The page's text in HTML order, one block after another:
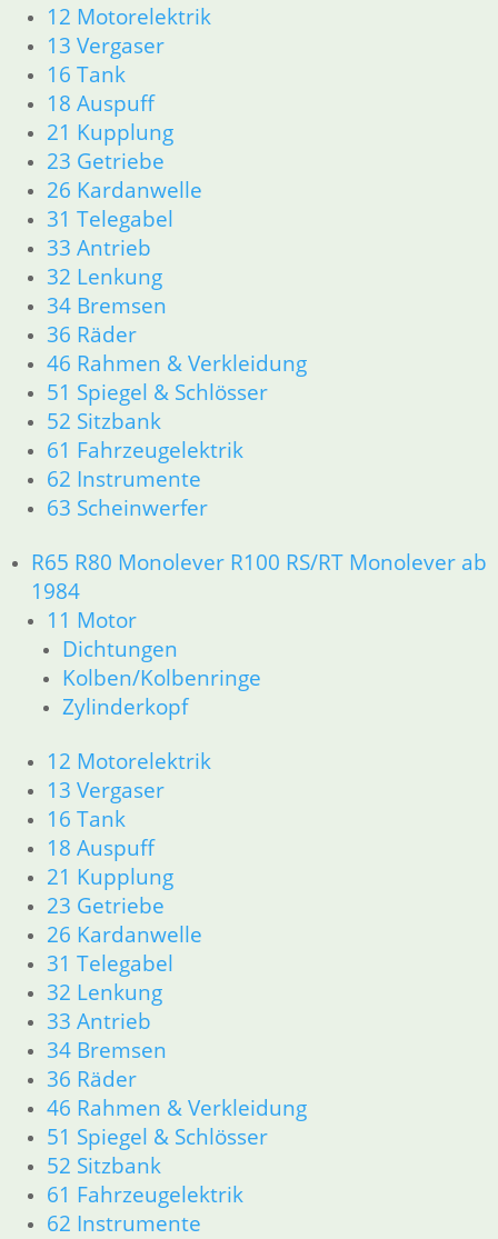
12 Motorelektrik
13 Vergaser
16 Tank
18 Auspuff
21 Kupplung
23 Getriebe
26 Kardanwelle
31 Telegabel
33 Antrieb
32 Lenkung
34 Bremsen
36 Räder
46 Rahmen & Verkleidung
51 Spiegel & Schlösser
52 Sitzbank
61 Fahrzeugelektrik
62 Instrumente
63 Scheinwerfer
R65 R80 Monolever R100 RS/RT Monolever ab
1984
11 Motor
Dichtungen
Kolben/Kolbenringe
Zylinderkopf
12 Motorelektrik
13 Vergaser
16 Tank
18 Auspuff
21 Kupplung
23 Getriebe
26 Kardanwelle
31 Telegabel
32 Lenkung
33 Antrieb
34 Bremsen
36 Räder
46 Rahmen & Verkleidung
51 Spiegel & Schlösser
52 Sitzbank
61 Fahrzeugelektrik
62 Instrumente
61 Fahrzeugelektrik
62 Instrumente
63 Scheinwerfer
R50/5 – R75/5
11 Motor
Dichtungen
Kolben/Kolbenringe
Zylinderkopf
12 Motorelektrik
13 Vergaser
16 Tank
18 Auspuff
21 Kupplung
23 Getriebe
26 Kardanwelle
31 Telegabel
32 Lenkung
33 Antrieb
34 Bremsen
36 Räder
51 Spiegel & Schlösser
52 Sitzbank
61 Fahrzeugelektrik
62 Instrumente
63 Scheinwerfer
R60/6 – R90/S
11 Motor
Kolben/Kolbenringe
Zylinderkopf
12 Motorelektrik
13 Vergaser
16 Tank
18 Auspuff
21 Kupplung
23 Getriebe
26 Kardanwelle
31 Telegabel
32 Lenkung
33 Antrieb
34 Bremsen
36 Räder
46 Rahmen & Verkleidung R60/6 – R90/S
51 Spiegel & Schlösser
52 Sitzbank
61 Fahrzeugelektrik
62 Instrumente